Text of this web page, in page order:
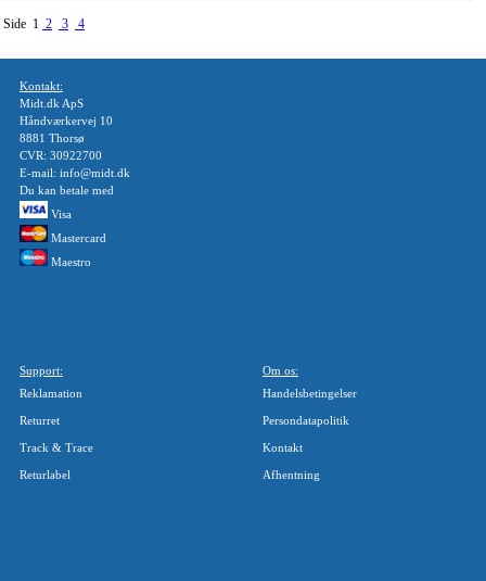
Side 1 2 3 4
Kontakt:
Midt.dk ApS
Håndværkervej 10
8881 Thorsø
CVR: 30922700
E-mail: info@midt.dk
Du kan betale med
Visa
Mastercard
Maestro
Support:
Reklamation
Returret
Track & Trace
Returlabel
Om os:
Handelsbetingelser
Persondatapolitik
Kontakt
Afhentning